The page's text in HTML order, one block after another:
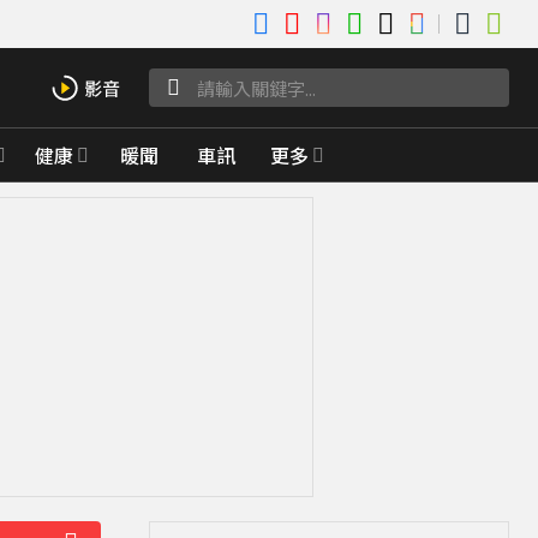
健康 暖聞 車訊 更多